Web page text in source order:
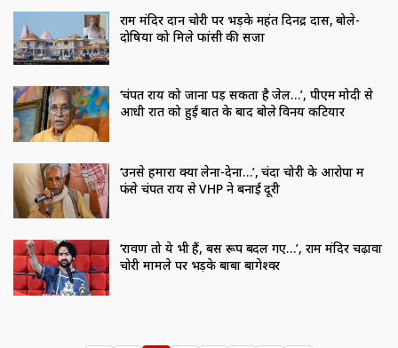
राम मंदिर दान चोरी पर भड़के महंत दिनेंद्र दास, बोले-
दोषियों को मिले फांसी की सजा
‘चंपत राय को जाना पड़ सकता है जेल…’, पीएम मोदी से
आधी रात को हुई बात के बाद बोले विनय कटियार
‘उनसे हमारा क्‍या लेना-देना…’, चंदा चोरी के आरोपों में
फंसे चंपत राय से VHP ने बनाई दूरी
‘रावण तो ये भी हैं, बस रूप बदल गए…’, राम मंदिर चढ़ावा
चोरी मामले पर भड़के बाबा बागेश्वर